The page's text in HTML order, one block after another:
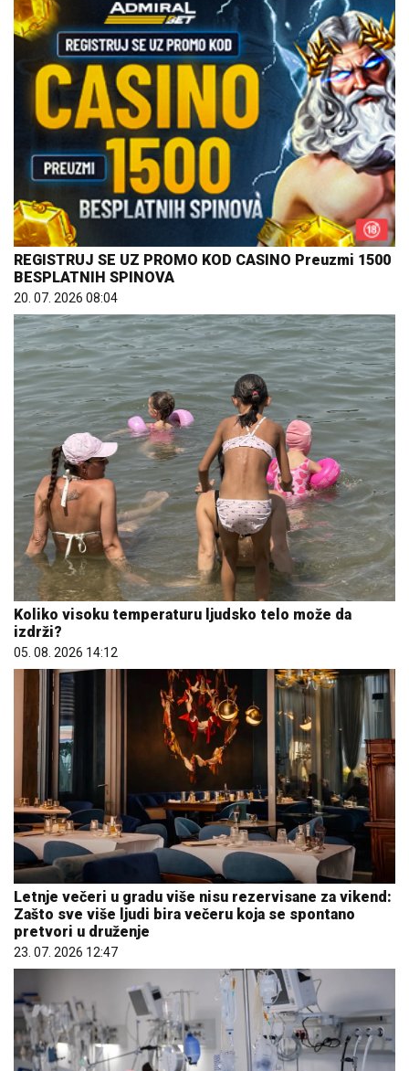
REGISTRUJ SE UZ PROMO KOD CASINO Preuzmi 1500
BESPLATNIH SPINOVA
20. 07. 2026 08:04
Koliko visoku temperaturu ljudsko telo može da
izdrži?
05. 08. 2026 14:12
Letnje večeri u gradu više nisu rezervisane za vikend:
Zašto sve više ljudi bira večeru koja se spontano
pretvori u druženje
23. 07. 2026 12:47